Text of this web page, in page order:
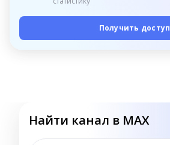
Получить доступ
Найти канал в MAX